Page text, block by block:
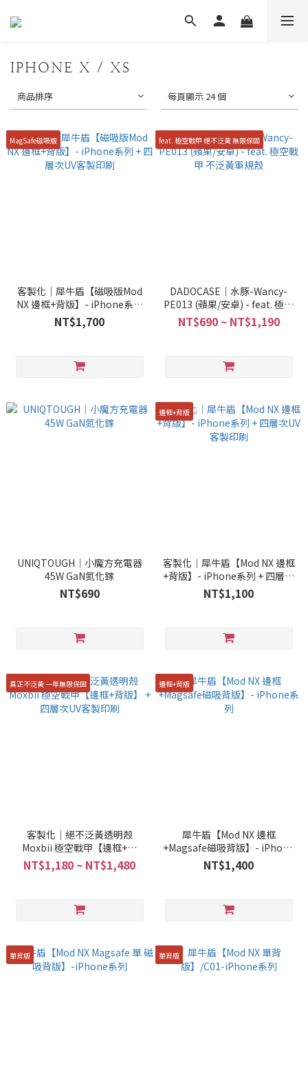
IPHONE X / XS
商品排序 每頁顯示 24 個
MagSafe磁吸版
客製化｜犀牛盾【磁吸版Mod
NX 邊框+背版】- iPhone系列
+ 四層次UV客製印刷
NT$1,700
feat. 極空戰甲 絕不泛黃 無限保固
DADOCASE｜水豚-Wancy-
PE013 (蘋果/安卓) - feat. 極空
戰甲 不泛黃軍規殼
NT$690 ~ NT$1,190
UNIQTOUGH｜小魔方充電器
45W GaN氮化鎵
NT$690
邊框+背版
客製化｜犀牛盾【Mod NX 邊框
+背版】- iPhone系列 + 四層次
UV客製印刷
NT$1,100
真正不泛黃 一年無限保固
客製化｜絕不泛黃透明殼
Moxbii 極空戰甲【邊框+背
版】 + 四層次UV客製印刷
NT$1,180 ~ NT$1,480
邊框+背版
犀牛盾【Mod NX 邊框
+Magsafe磁吸背版】- iPhone
系列
NT$1,400
單背版 單背版